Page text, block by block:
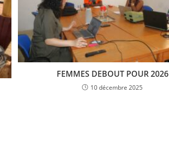
FEMMES DEBOUT POUR 2026
10 décembre 2025